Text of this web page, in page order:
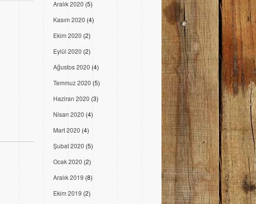
Aralık 2020 (5)
Kasım 2020 (4)
Ekim 2020 (2)
Eylül 2020 (2)
Ağustos 2020 (4)
Temmuz 2020 (5)
Haziran 2020 (3)
Nisan 2020 (4)
Mart 2020 (4)
Şubat 2020 (5)
Ocak 2020 (2)
Aralık 2019 (8)
Ekim 2019 (2)